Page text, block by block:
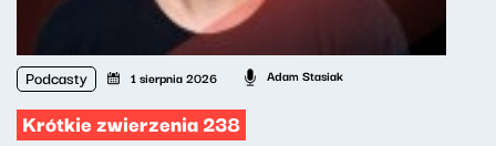
Podcasty 1 sierpnia 2026 Adam Stasiak
Krótkie zwierzenia 238